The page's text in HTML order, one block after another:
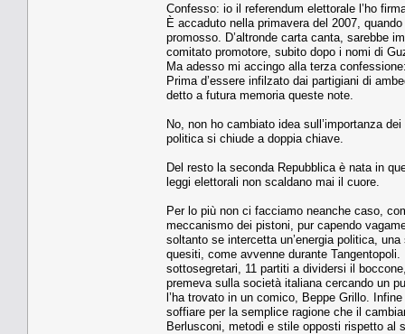
Confesso: io il referendum elettorale l’ho
È accaduto nella primavera del 2007,
promosso. D’altronde carta canta, sarebbe
comitato promotore, subito dopo i nomi di
Ma adesso mi accingo alla terza
Prima d’essere infilzato dai partigiani di
detto a futura memoria queste note.
No, non ho cambiato idea sull’importanza
politica si chiude a doppia chiave.
Del resto la seconda Repubblica è nata in
leggi elettorali non scaldano mai il cuore.
Per lo più non ci facciamo neanche caso,
meccanismo dei pistoni, pur capendo
soltanto se intercetta un’energia politica,
quesiti, come avvenne durante
sottosegretari, 11 partiti a dividersi il
premeva sulla società italiana cercando un
l’ha trovato in un comico, Beppe Grillo.
soffiare per la semplice ragione che il
Berlusconi, metodi e stile opposti rispetto al